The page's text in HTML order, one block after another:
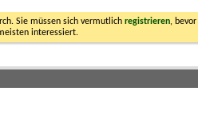
Sie müssen sich vermutlich registrieren,
interessiert.